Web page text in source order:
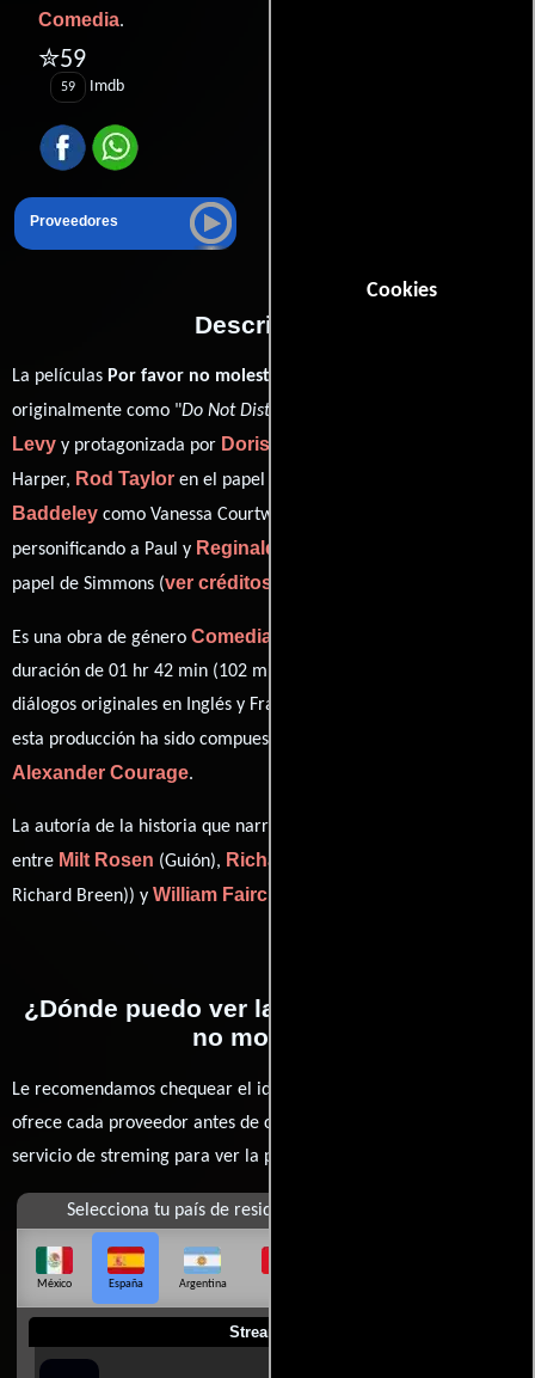
Cookies
Comedia.
✮59
59 Imdb
Proveedores
Descripción
La películas Por favor no moleste
originalmente como "Do Not Disturb
Levy y protagonizada por Doris Day
Harper, Rod Taylor en el papel de Mike Harper,
Baddeley como Vanessa Courtwright,
personificando a Paul y Reginald Gardiner
papel de Simmons (ver créditos completos
Es una obra de género Comedia
duración de 01 hr 42 min (102 minutos), esta película tiene
diálogos originales en Inglés y Francés
esta producción ha sido compuesta por
Alexander Courage.
La autoría de la historia que narra esta obra está compartida
entre Milt Rosen (Guión), Richard L. Breen
Richard Breen)) y William Fairchild
¿Dónde puedo ver la películas Por favor
no moleste?
Le recomendamos chequear el idioma, doblaje o subtítulos que
ofrece cada proveedor antes de comprar, alquilar o contratar un
servicio de streming para ver la películas.
Selecciona tu país de residencia
México España Argentina
Streaming